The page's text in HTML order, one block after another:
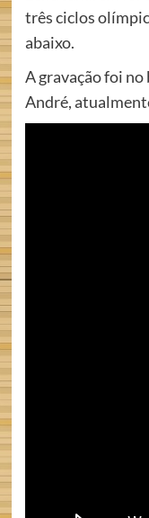
três ciclos
abaixo.
A gravação foi no
André,